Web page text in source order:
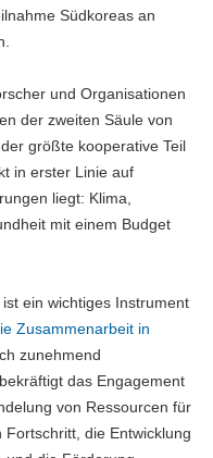
Südkoreas an
und Organisationen
der zweiten Säule von
größte kooperative Teil
in erster Linie auf
liegt: Klima,
mit einem Budget
ein wichtiges Instrument
Zusammenarbeit in
zunehmend
das Engagement
von Ressourcen für
die Entwicklung